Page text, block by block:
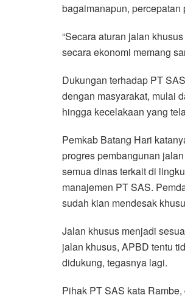
bagaimanapun,
“Secara aturan jalan
secara ekonomi memang
Dukungan terhadap PT
dengan masyarakat, mulai
hingga kecelakaan yang
Pemkab Batang Hari
progres pembangunan
semua dinas terkait di
manajemen PT SAS.
sudah kian mendesak
Jalan khusus menjadi
jalan khusus, APBD tentu
didukung, tegasnya lagi.
Pihak PT SAS kata